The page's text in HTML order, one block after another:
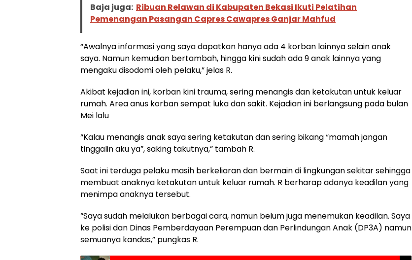
Baja juga: Ribuan Relawan di Kabupaten Bekasi Ikuti Pelatihan
Pemenangan Pasangan Capres Cawapres Ganjar Mahfud
“Awalnya informasi yang saya dapatkan hanya ada 4 korban lainnya selain anak
saya. Namun kemudian bertambah, hingga kini sudah ada 9 anak lainnya yang
mengaku disodomi oleh pelaku,” jelas R.
Akibat kejadian ini, korban kini trauma, sering menangis dan ketakutan untuk keluar
rumah. Area anus korban sempat luka dan sakit. Kejadian ini berlangsung pada bulan
Mei lalu
“Kalau menangis anak saya sering ketakutan dan sering bikang “mamah jangan
tinggalin aku ya”, saking takutnya,” tambah R.
Saat ini terduga pelaku masih berkeliaran dan bermain di lingkungan sekitar sehingga
membuat anaknya ketakutan untuk keluar rumah. R berharap adanya keadilan yang
menimpa anaknya tersebut.
“Saya sudah melalukan berbagai cara, namun belum juga menemukan keadilan. Saya
ke polisi dan Dinas Pemberdayaan Perempuan dan Perlindungan Anak (DP3A) namun
semuanya kandas,” pungkas R.